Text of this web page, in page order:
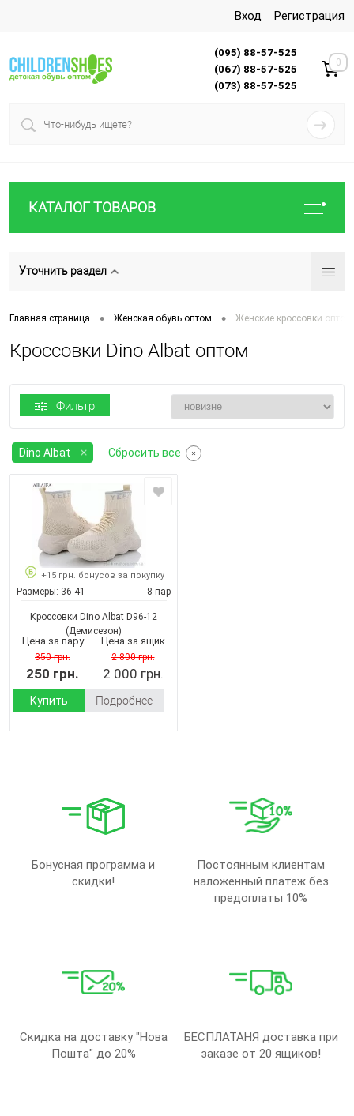
Вход Регистрация
(095) 88-57-525
(067) 88-57-525
(073) 88-57-525
0
КАТАЛОГ ТОВАРОВ
Уточнить раздел
Главная страница • Женская обувь оптом • Женские кроссовки оптом
Кроссовки Dino Albat оптом
Фильтр
Dino Albat Сбросить все
+15 грн. бонусов за покупку
Размеры: 36-41 8 пар
Кроссовки Dino Albat D96-12
(Демисезон)
Цена за пару
350 грн.
250 грн.
Цена за ящик
2 800 грн.
2 000 грн.
Купить Подробнее
Бонусная программа и
скидки!
Постоянным клиентам
наложенный платеж без
предоплаты 10%
Скидка на доставку "Нова
Пошта" до 20%
БЕСПЛАТАНЯ доставка при
заказе от 20 ящиков!